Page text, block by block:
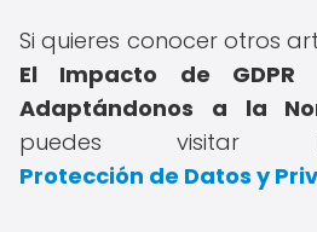
Si quieres conocer otros
El Impacto de GDPR
Adaptándonos a la
puedes visitar
Protección de Datos y